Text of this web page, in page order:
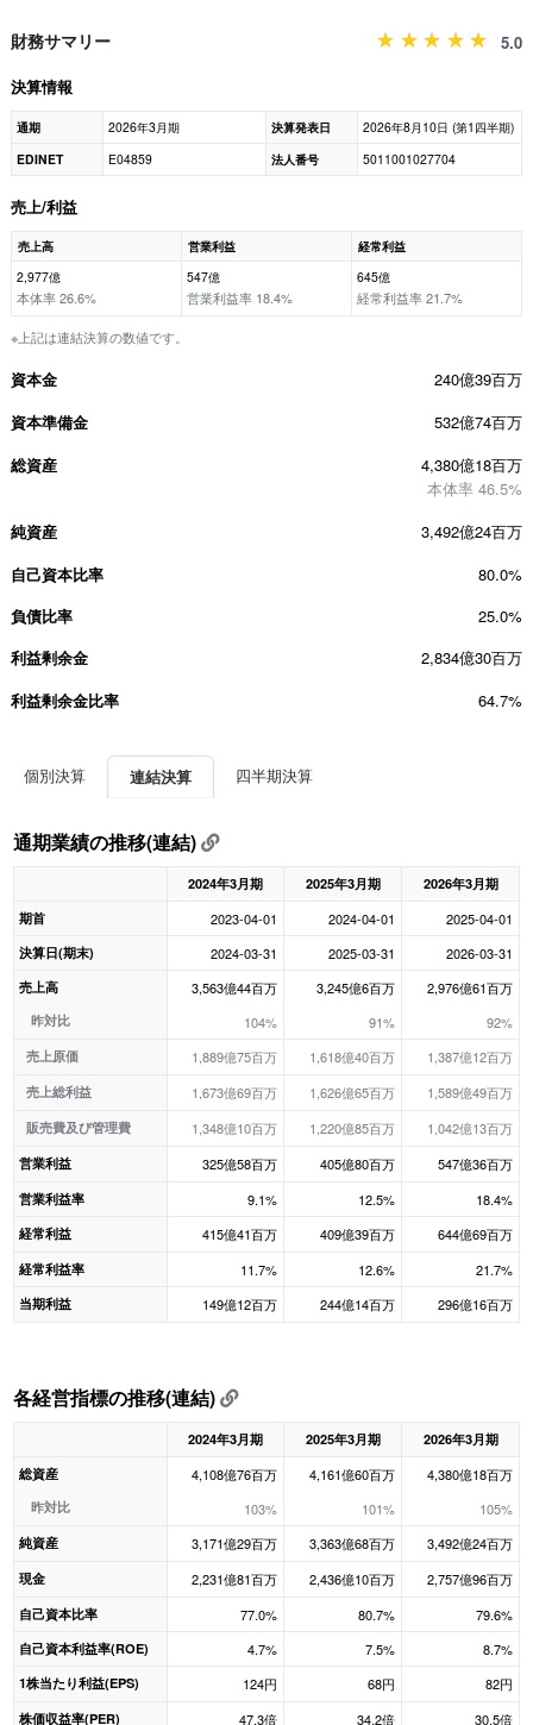
財務サマリー
5.0
決算情報
通期 2026年3月期 決算発表日
2026年8月10日 (第1四半期)
EDINET
E04859 法人番号 5011001027704
売上/利益
売上高 営業利益
経常利益
2,977億
本体率 26.6%
547億
営業利益率 18.4%
645億
経常利益率 21.7%
※上記は連結決算の数値です。
資本金
240億39百万
資本準備金
532億74百万
総資産
4,380億18百万
本体率 46.5%
純資産
3,492億24百万
自己資本比率
80.0%
負債比率
25.0%
利益剰余金
2,834億30百万
利益剰余金比率
64.7%
個別決算 連結決算 四半期決算
通期業績の推移(連結)
2024年3月期 2025年3月期
2026年3月期
期首
2023-04-01 2024-04-01 2025-04-01
決算日(期末) 2024-03-31 2025-03-31 2026-03-31
売上高
昨対比
3,563億44百万
104%
3,245億6百万
91%
2,976億61百万
92%
売上原価 1,889億75百万 1,618億40百万 1,387億12百万
売上総利益 1,673億69百万 1,626億65百万 1,589億49百万
販売費及び管理費 1,348億10百万 1,220億85百万 1,042億13百万
営業利益 325億58百万 405億80百万 547億36百万
営業利益率 9.1% 12.5% 18.4%
経常利益 415億41百万 409億39百万 644億69百万
経常利益率 11.7% 12.6% 21.7%
当期利益 149億12百万 244億14百万 296億16百万
各経営指標の推移(連結)
2024年3月期 2025年3月期
2026年3月期
総資産
昨対比
4,108億76百万
103%
4,161億60百万
101%
4,380億18百万
105%
純資産 3,171億29百万 3,363億68百万 3,492億24百万
現金 2,231億81百万 2,436億10百万 2,757億96百万
自己資本比率 77.0% 80.7% 79.6%
自己資本利益率(ROE) 4.7% 7.5% 8.7%
1株当たり利益(EPS) 124円 68円 82円
株価収益率(PER) 47.3倍 34.2倍 30.5倍